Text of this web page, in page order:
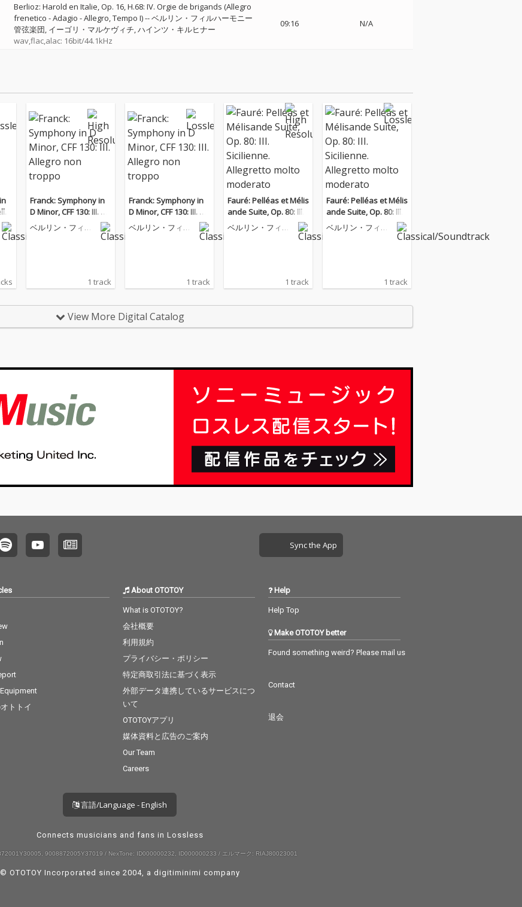
Berlioz: Harold en Italie, Op. 16, H.68: IV. Orgie de brigands (Allegro
frenetico - Adagio - Allegro, Tempo I)--ベルリン・フィルハーモニー
管弦楽団 イーゴリ・マルケヴィチ ハインツ・キルヒナー
wav,flac,alac: 16bit/44.1kHz
09:16 N/A
Franck: Symphony in
D Minor, CFF 130: III. All
egro non troppo
ベルリン・フィル
1 track
Franck: Symphony in
D Minor, CFF 130: III. All
egro non troppo
ベルリン・フィル
1 track
Fauré: Pelléas et Mélis
ande Suite, Op. 80: III.
Sicilienne. Allegretto m
olto moderato
ベルリン・フィル
1 track
Fauré: Pelléas et Mélis
ande Suite, Op. 80: III.
Sicilienne. Allegretto m
olto moderato
ベルリン・フィル
1 track
View More Digital Catalog
Sync the App
トトイ
About OTOTOY
What is OTOTOY?
会社概要
利用規約
プライバシー・ポリシー
特定商取引法に基づく表示
外部データ連携しているサービスにつ
いて
OTOTOYアプリ
媒体資料と広告のご案内
Our Team
Careers
Help
Help Top
Make OTOTOY better
Found something weird? Please mail us
Contact
退会
言語/Language - English
Connects musicians and fans in Lossless
9008872005Y37019 / NexTone: ID000000232, ID000000233 / エルマーク: RIAJ80023001
© OTOTOY Incorporated since 2004, a digitiminimi company